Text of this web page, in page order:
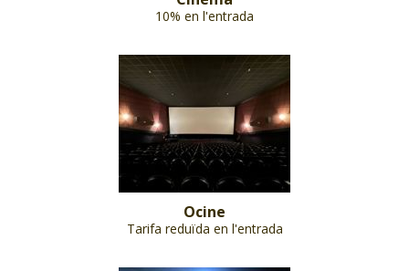
10% en l'entrada
Ocine
Tarifa reduïda en l'entrada